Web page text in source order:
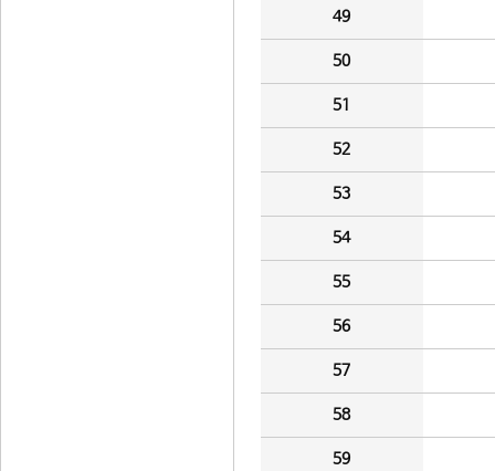
49
50
51
52
53
54
55
56
57
58
59